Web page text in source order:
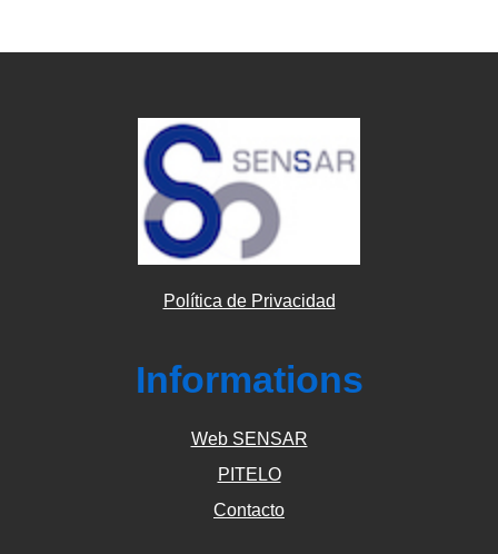
Política de Privacidad
Informations
Web SENSAR
PITELO
Contacto